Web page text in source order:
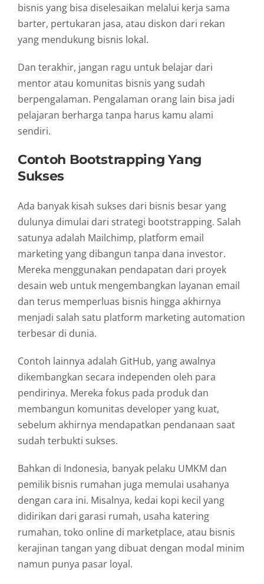
bisnis yang bisa diselesaikan melalui kerja sama
barter, pertukaran jasa, atau diskon dari rekan
yang mendukung bisnis lokal.
Dan terakhir, jangan ragu untuk belajar dari
mentoratau komunitas bisnis yang sudah
berpengalaman. Pengalaman orang lain bisa jadi
pelajaran berharga tanpa harus kamu alami
sendiri.
Contoh BootstrappingYang
Sukses
Ada banyak kisah sukses dari bisnis besaryang
dulunya dimulai dari strategi bootstrapping. Salah
satunya adalah Mailchimp, platform email
marketingyang dibangun tanpa dana investor.
Mereka menggunakan pendapatan dari proyek
desain web untuk mengembangkan layanan email
dan terus memperluas bisnis hingga akhirnya
menjadi salah satu platform marketingautomation
terbesar di dunia.
Contoh lainnya adalah GitHub, yangawalnya
dikembangkan secara independen oleh para
pendirinya. Mereka fokus pada produk dan
membangun komunitas developeryang kuat,
sebelum akhirnya mendapatkan pendanaan saat
sudah terbukti sukses.
Bahkan di Indonesia, banyak pelaku UMKM dan
pemilik bisnis rumahan juga memulai usahanya
dengan cara ini. Misalnya, kedai kopi kecil yang
didirikan dari garasi rumah, usaha katering
rumahan, toko online di marketplace, atau bisnis
kerajinan tangan yang dibuat dengan modal minim
namun punya pasar loyal.